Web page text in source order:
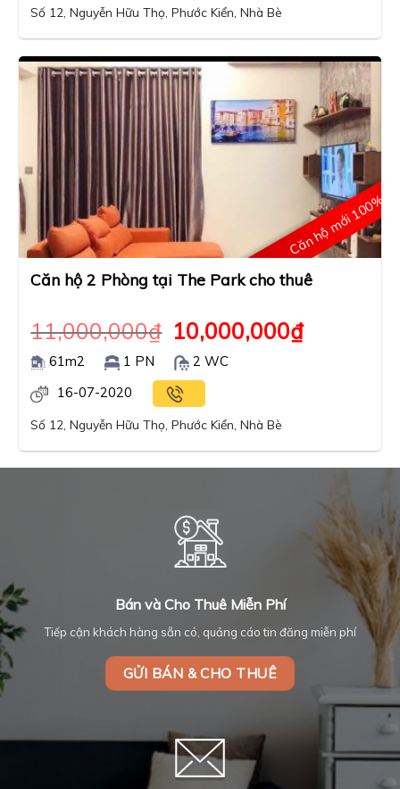
Số 12, Nguyễn Hữu Thọ, Phước Kiển, Nhà Bè
Căn hộ mới 100%
Căn hộ 2 Phòng tại The Park cho thuê
11,000,000₫ 10,000,000₫
61m2 1 PN
2 WC
16-07-2020
Số 12, Nguyễn Hữu Thọ, Phước Kiển, Nhà Bè
Bán và Cho Thuê Miễn Phí
Tiếp cận khách hàng sẵn có, quảng cáo tin đăng miễn phí
GỬI BÁN & CHO THUÊ